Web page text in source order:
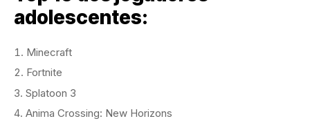
adolescentes:
Minecraft
Fortnite
Splatoon 3
Anima Crossing: New Horizons